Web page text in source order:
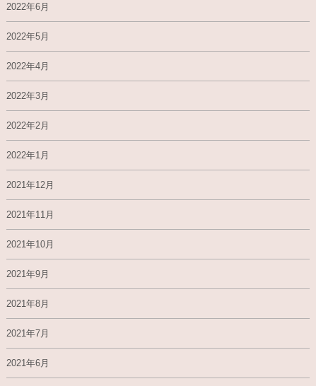
2022年6月
2022年5月
2022年4月
2022年3月
2022年2月
2022年1月
2021年12月
2021年11月
2021年10月
2021年9月
2021年8月
2021年7月
2021年6月